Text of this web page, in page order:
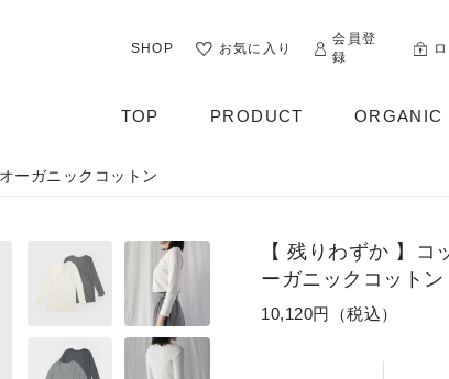
SHOP お気に入り
会員登
録
TOP PRODUCT
CUT&SEWN
KNIT
SHIRT / BLOUSE
ORGANIC
ーガニックコットン
【 残りわずか 】
ーガニックコットン
10,120円（税込）